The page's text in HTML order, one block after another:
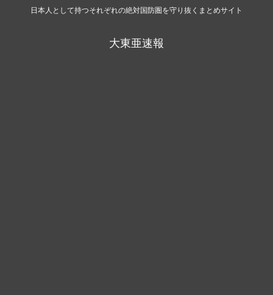
日本人として持つそれぞれの絶対国防圏を守り抜くまとめサイト
大東亜速報